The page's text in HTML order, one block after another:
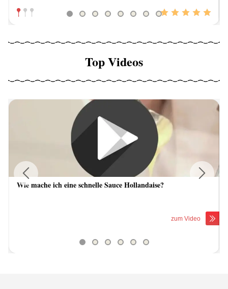
Top Videos
Wie mache ich eine schnelle Sauce Hollandaise?
zum Video
Previous